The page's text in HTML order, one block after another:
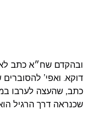
ובהקדם שח״א כתב
דוקא. ואפי’
כתב, שהעצה לערבו
שכנראה דרך הרגיל